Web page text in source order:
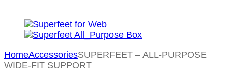
HomeAccessoriesSUPERFEET – ALL-PURPOSE
WIDE-FIT SUPPORT